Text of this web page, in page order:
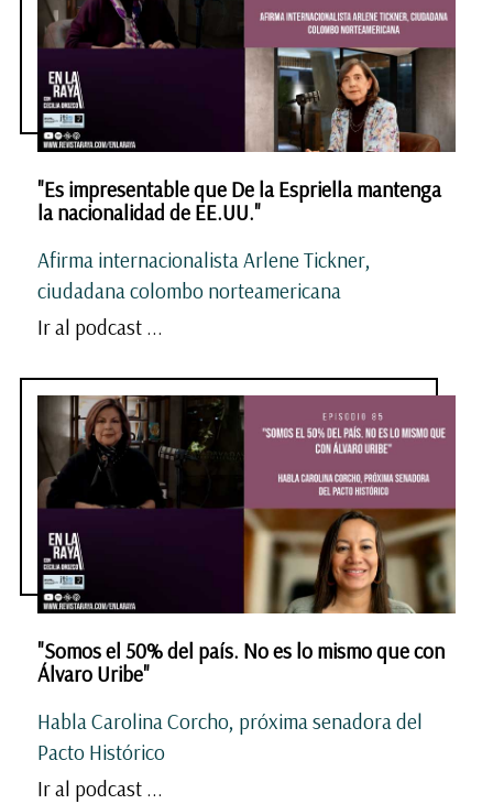
"Es impresentable que De la Espriella mantenga
la nacionalidad de EE.UU."
Afirma internacionalista Arlene Tickner,
ciudadana colombo norteamericana
Ir al podcast ...
"Somos el 50% del país. No es lo mismo que con
Álvaro Uribe"
Habla Carolina Corcho, próxima senadora del
Pacto Histórico
Ir al podcast ...